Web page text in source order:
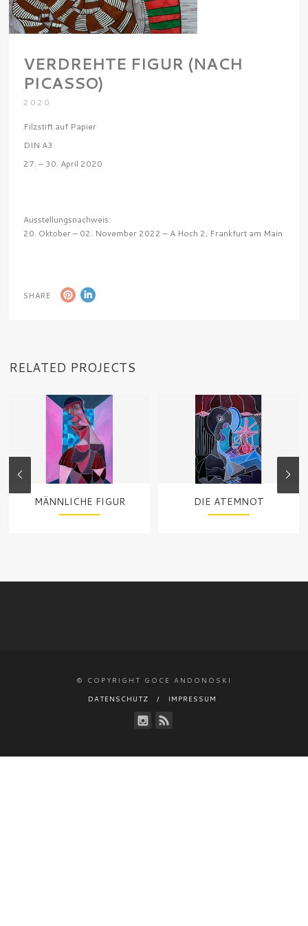
VERDREHTE FIGUR (NACH
PICASSO)
2020
Filzstift auf Papier
DIN A3
27. – 30. April 2020
Ausstellungsnachweis:
20. Oktober – 02. November 2022 – A Hoch 2, Frankfurt am Main
SHARE
RELATED PROJECTS
MÄNNLICHE FIGUR DIE ATEMNOT
© COPYRIGHT GOCE ANDONOSKI
DATENSCHUTZ
IMPRESSUM